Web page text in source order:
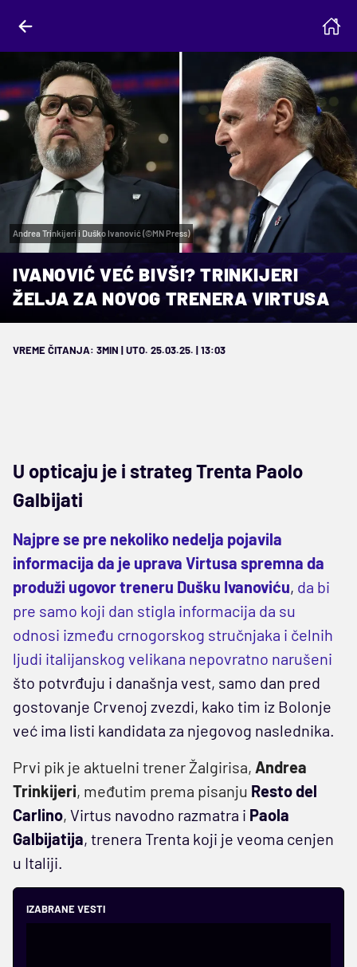
Andrea Trinkijeri i Duško Ivanović (©MN Press)
IVANOVIĆ VEĆ BIVŠI? TRINKIJERI
ŽELJA ZA NOVOG TRENERA VIRTUSA
VREME ČITANJA: 3MIN | UTO. 25.03.25. | 13:03
U opticaju je i strateg Trenta Paolo
Galbijati
Najpre se pre nekoliko nedelja pojavila
informacija da je uprava Virtusa spremna da
produži ugovor treneru Dušku Ivanoviću, da bi
pre samo koji dan stigla informacija da su
odnosi između crnogorskog stručnjaka i čelnih
ljudi italijanskog velikana nepovratno narušeni
što potvrđuju i današnja vest, samo dan pred
gostovanje Crvenoj zvezdi, kako tim iz Bolonje
već ima listi kandidata za njegovog naslednika.
Prvi pik je aktuelni trener Žalgirisa, Andrea
Trinkijeri, međutim prema pisanju Resto del
Carlino, Virtus navodno razmatra i Paola
Galbijatija, trenera Trenta koji je veoma cenjen
u Italiji.
IZABRANE VESTI